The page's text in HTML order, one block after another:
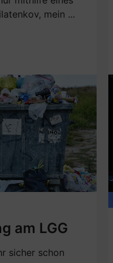
mein ...
am LGG
sicher schon